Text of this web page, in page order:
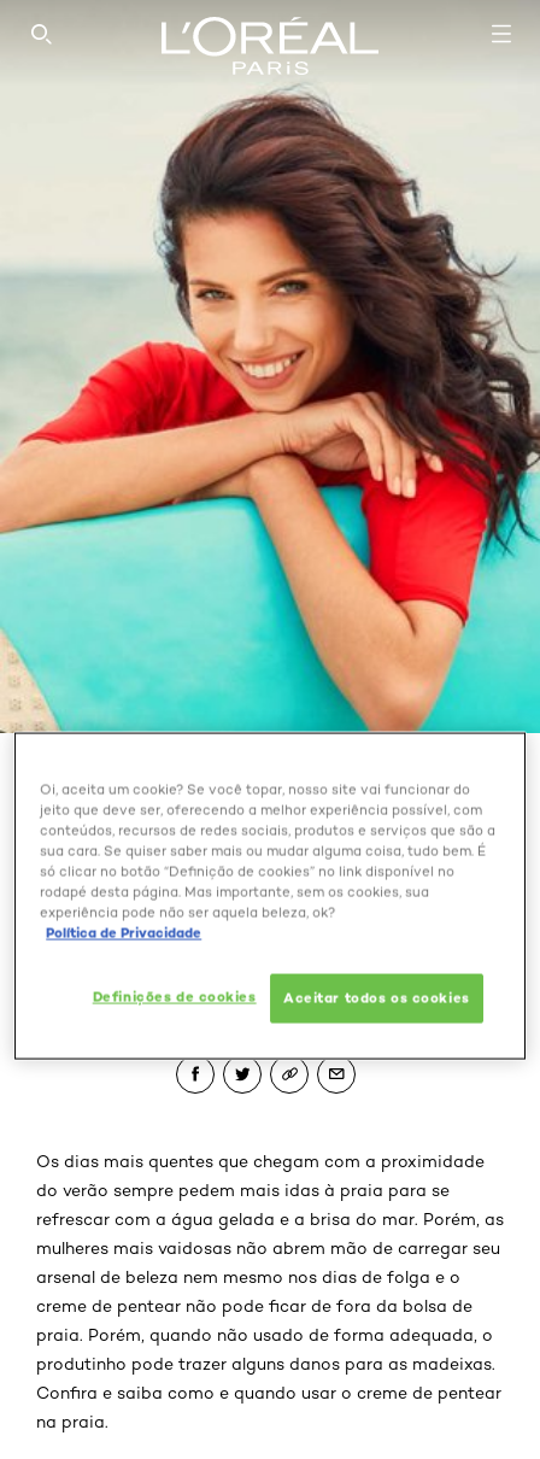
SEARCH THIS SITE
CREME DE PENTEAR NA
PRAIA: SAIBA QUANDO E
COMO USAR O PRODUTO
NOS CABELOS
Os dias mais quentes que chegam com a proximidade
do verão sempre pedem mais idas à praia para se
refrescar com a água gelada e a brisa do mar. Porém, as
mulheres mais vaidosas não abrem mão de carregar seu
arsenal de beleza nem mesmo nos dias de folga e o
creme de pentear não pode ficar de fora da bolsa de
praia. Porém, quando não usado de forma adequada, o
produtinho pode trazer alguns danos para as madeixas.
Confira e saiba como e quando usar o creme de pentear
na praia.
Oi, aceita um cookie? Se você topar, nosso site vai funcionar do
jeito que deve ser, oferecendo a melhor experiência possível, com
conteúdos, recursos de redes sociais, produtos e serviços que são a
sua cara. Se quiser saber mais ou mudar alguma coisa, tudo bem. É
só clicar no botão “Definição de cookies” no link disponível no
rodapé desta página. Mas importante, sem os cookies, sua
experiência pode não ser aquela beleza, ok?
Política de Privacidade
Definições de cookies Aceitar todos os cookies